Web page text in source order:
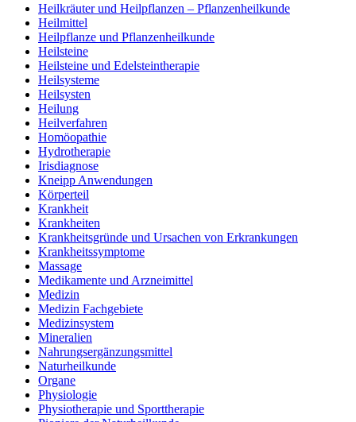
Heilkräuter und Heilpflanzen – Pflanzenheilkunde
Heilmittel
Heilpflanze und Pflanzenheilkunde
Heilsteine
Heilsteine und Edelsteintherapie
Heilsysteme
Heilsysten
Heilung
Heilverfahren
Homöopathie
Hydrotherapie
Irisdiagnose
Kneipp Anwendungen
Körperteil
Krankheit
Krankheiten
Krankheitsgründe und Ursachen von Erkrankungen
Krankheitssymptome
Massage
Medikamente und Arzneimittel
Medizin
Medizin Fachgebiete
Medizinsystem
Mineralien
Nahrungsergänzungsmittel
Naturheilkunde
Organe
Physiologie
Physiotherapie und Sporttherapie